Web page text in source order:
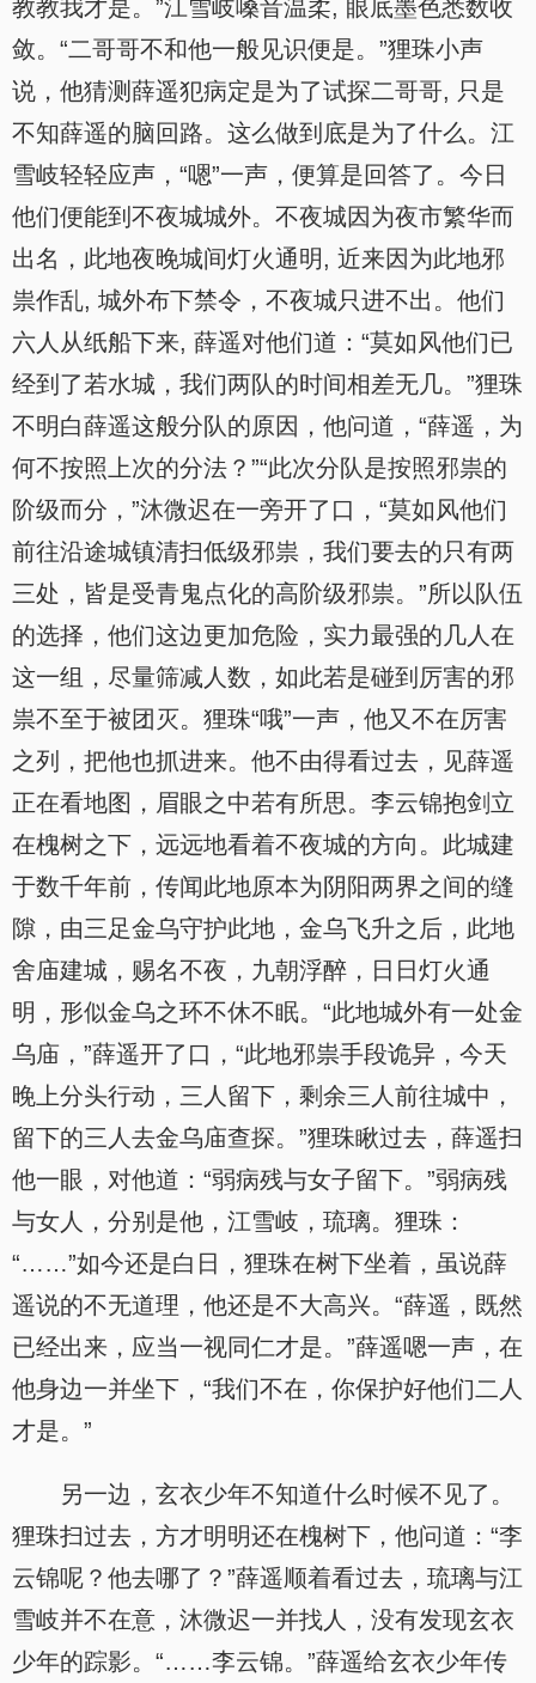
教教我才是。”江雪岐嗓音温柔, 眼底墨色悉数收
敛。“二哥哥不和他一般见识便是。”狸珠小声
说，他猜测薛遥犯病定是为了试探二哥哥, 只是
不知薛遥的脑回路。这么做到底是为了什么。江
雪岐轻轻应声，“嗯”一声，便算是回答了。今日
他们便能到不夜城城外。不夜城因为夜市繁华而
出名，此地夜晚城间灯火通明, 近来因为此地邪
祟作乱, 城外布下禁令，不夜城只进不出。他们
六人从纸船下来, 薛遥对他们道：“莫如风他们已
经到了若水城，我们两队的时间相差无几。”狸珠
不明白薛遥这般分队的原因，他问道，“薛遥，为
何不按照上次的分法？”“此次分队是按照邪祟的
阶级而分，”沐微迟在一旁开了口，“莫如风他们
前往沿途城镇清扫低级邪祟，我们要去的只有两
三处，皆是受青鬼点化的高阶级邪祟。”所以队伍
的选择，他们这边更加危险，实力最强的几人在
这一组，尽量筛减人数，如此若是碰到厉害的邪
祟不至于被团灭。狸珠“哦”一声，他又不在厉害
之列，把他也抓进来。他不由得看过去，见薛遥
正在看地图，眉眼之中若有所思。李云锦抱剑立
在槐树之下，远远地看着不夜城的方向。此城建
于数千年前，传闻此地原本为阴阳两界之间的缝
隙，由三足金乌守护此地，金乌飞升之后，此地
舍庙建城，赐名不夜，九朝浮醉，日日灯火通
明，形似金乌之环不休不眠。“此地城外有一处金
乌庙，”薛遥开了口，“此地邪祟手段诡异，今天
晚上分头行动，三人留下，剩余三人前往城中，
留下的三人去金乌庙查探。”狸珠瞅过去，薛遥扫
他一眼，对他道：“弱病残与女子留下。”弱病残
与女人，分别是他，江雪岐，琉璃。狸珠：
“……”如今还是白日，狸珠在树下坐着，虽说薛
遥说的不无道理，他还是不大高兴。“薛遥，既然
已经出来，应当一视同仁才是。”薛遥嗯一声，在
他身边一并坐下，“我们不在，你保护好他们二人
才是。”
另一边，玄衣少年不知道什么时候不见了。
狸珠扫过去，方才明明还在槐树下，他问道：“李
云锦呢？他去哪了？”薛遥顺着看过去，琉璃与江
雪岐并不在意，沐微迟一并找人，没有发现玄衣
少年的踪影。“……李云锦。”薛遥给玄衣少年传